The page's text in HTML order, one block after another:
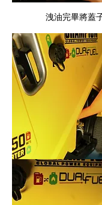
洩油完畢將蓋